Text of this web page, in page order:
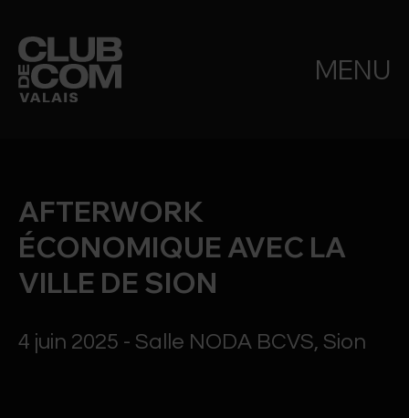
MENU
AFTERWORK
ÉCONOMIQUE AVEC LA
VILLE DE SION
4 juin 2025 - Salle NODA BCVS, Sion